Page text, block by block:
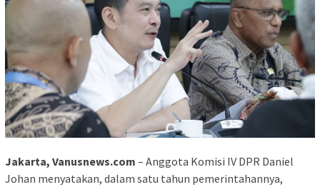
Jakarta, Vanusnews.com – Anggota Komisi IV DPR Daniel
Johan menyatakan, dalam satu tahun pemerintahannya,